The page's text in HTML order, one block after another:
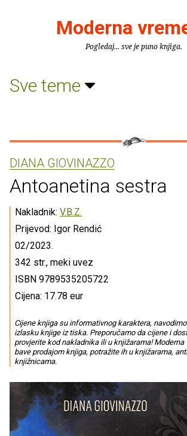
Moderna
Pogledaj... sve je puno knjiga.
Sve teme
DIANA GIOVINAZZO
Antoanetina sestra
Nakladnik: V.B.Z.
Prijevod: Igor Rendić
02/2023.
342 str., meki uvez
ISBN 9789535205722
Cijena: 17.78 eur
Cijene knjiga su informativnog karaktera,
izlasku knjige iz tiska. Preporučamo da cijene i
provjerite kod nakladnika ili u knjižarama! Moderna
bave prodajom knjiga, potražite ih u knjižarama,
knjižnicama.